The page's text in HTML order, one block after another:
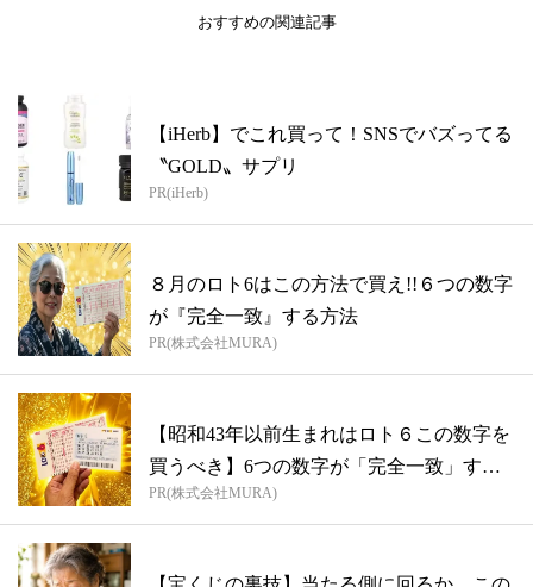
おすすめの関連記事
【iHerb】でこれ買って！SNSでバズってる
〝GOLD〟サプリ
PR(iHerb)
８月のロト6はこの方法で買え!!６つの数字
が『完全一致』する方法
PR(株式会社MURA)
【昭和43年以前生まれはロト６この数字を
買うべき】6つの数字が「完全一致」する
方...
PR(株式会社MURA)